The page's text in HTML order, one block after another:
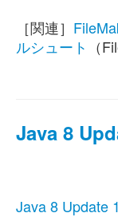
［関連］
ルシュート （
Java 8
Java 8 Update